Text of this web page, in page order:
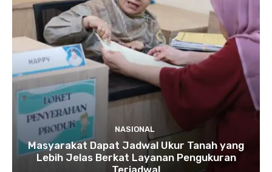
NASIONAL
Masyarakat Dapat Jadwal Ukur Tanah yang
Lebih Jelas Berkat Layanan Pengukuran